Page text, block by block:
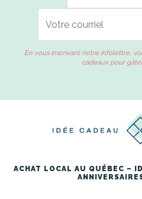
En vous inscrivant notre infolettre,
cadeaux pour
ACHAT LOCAL AU QUÉBEC –